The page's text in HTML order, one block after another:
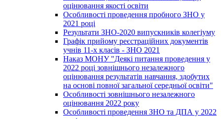
оцінювання якості освіти
Особливості проведення пробного ЗНО у
2021 році
Результати ЗНО-2020 випускників колегіуму
Графік прийому реєстраційних документів
учнів 11-х класів - ЗНО 2021
Наказ МОНУ "Деякі питання проведення у
2022 році зовнішнього незалежного
оцінювання результатів навчання, здобутих
на основі повної загальної середньої освіти"
Особливості зовнішнього незалежного
оцінювання 2022 року
Особливості проведення ЗНО та ДПА у 2022